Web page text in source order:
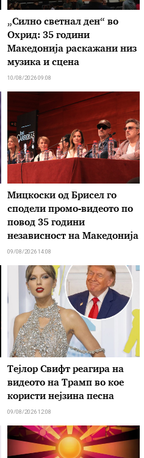
„Силно светнал ден“ во
Охрид: 35 години
Македонија раскажани низ
музика и сцена
10/08/2026 09:08
Мицкоски од Брисел го
сподели промо-видеото по
повод 35 години
независност на Македонија
09/08/2026 14:08
Тејлор Свифт реагира на
видеото на Трамп во кое
користи нејзина песна
09/08/2026 12:08